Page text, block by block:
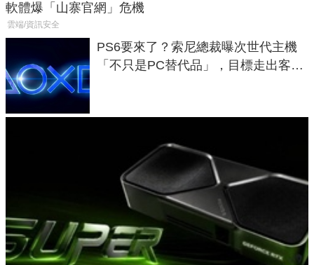
軟體爆「山寨官網」危機
雲端/資訊安全
PS6要來了？索尼總裁曝次世代主機
「不只是PC替代品」，目標走出客